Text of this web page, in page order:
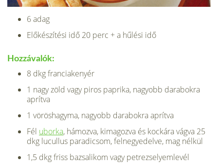
6 adag
Előkészítési idő 20 perc + a hűlési idő
Hozzávalók:
8 dkg franciakenyér
1 nagy zöld vagy piros paprika, nagyobb darabokra
aprítva
1 vöröshagyma, nagyobb darabokra aprítva
Fél uborka, hámozva, kimagozva és kockára vágva 25
dkg lucullus paradicsom, felnegyedelve, mag nélkül
1,5 dkg friss bazsalikom vagy petrezselyemlevél